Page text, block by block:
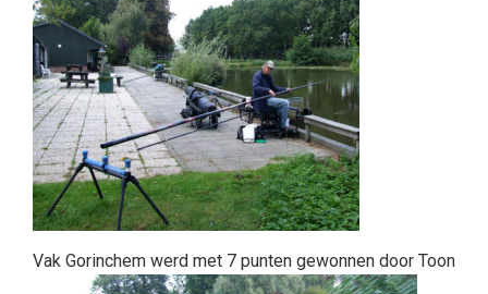
Vak Gorinchem werd met 7 punten gewonnen door Toon